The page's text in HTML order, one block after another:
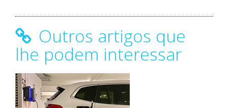
Outros artigos que
lhe podem interessar